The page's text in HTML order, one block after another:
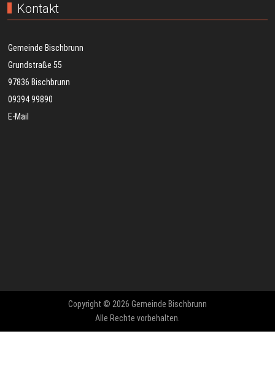
Kontakt
Gemeinde Bischbrunn
Grundstraße 55
97836 Bischbrunn
09394 99890
E-Mail
Copyright © 2026 Gemeinde Bischbrunn
Alle Rechte vorbehalten.